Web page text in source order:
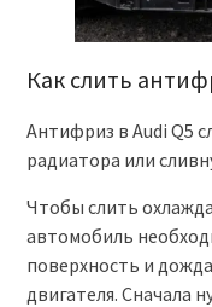
Как слить
Антифриз в Audi Q5
радиатора или
Чтобы слить
автомобиль
поверхность и
двигателя. Сначала